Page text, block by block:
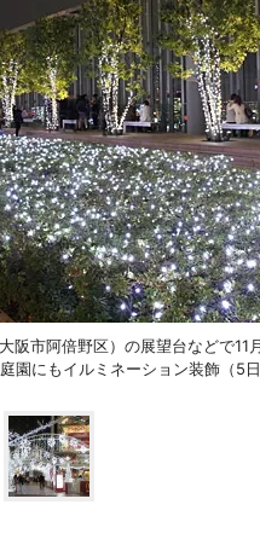
阪市阿倍野区）の展望台などで
園にもイルミネーション装飾（5日